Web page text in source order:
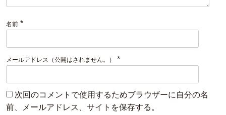
名前 *
メールアドレス（公開はされません。） *
次回のコメントで使用するためブラウザーに自分の名
前、メールアドレス、サイトを保存する。